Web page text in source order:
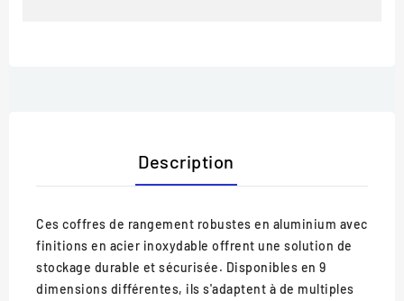
Description
Ces coffres de rangement robustes en aluminium avec
finitions en acier inoxydable offrent une solution de
stockage durable et sécurisée. Disponibles en 9
dimensions différentes, ils s'adaptent à de multiples